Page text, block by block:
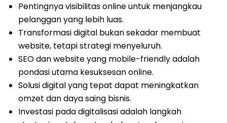
Pentingnya visibilitas online untuk menjangkau
pelanggan yang lebih luas.
Transformasi digital bukan sekadar membuat
website, tetapi strategi menyeluruh.
SEO dan website yang mobile-friendly adalah
pondasi utama kesuksesan online.
Solusi digital yang tepat dapat meningkatkan
omzet dan daya saing bisnis.
Investasi pada digitalisasi adalah langkah